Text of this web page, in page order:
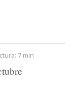
7 min